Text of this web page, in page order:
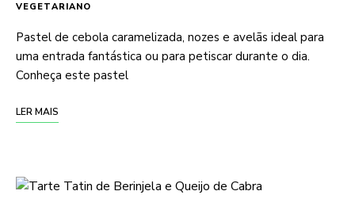
VEGETARIANO
Pastel de cebola caramelizada, nozes e avelãs ideal para
uma entrada fantástica ou para petiscar durante o dia.
Conheça este pastel
LER MAIS